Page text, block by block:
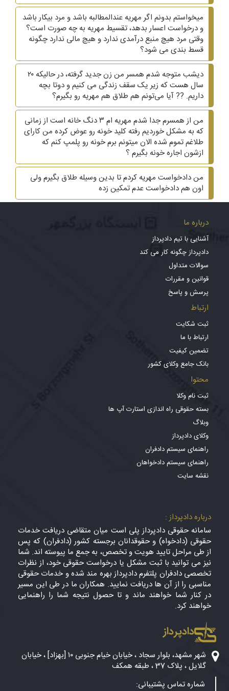
میخواستم بدونم اگر مهریه عندالمطالبه باشد و مرد بیکار باشد
و درخواست اعسار بدهد، تقسیط مهریه به چه صورت است؟
وقتی مرد هیچ منبع درآمدی ندارد و هیچ مالی ندارد چگونه
قسط بندی می شود؟
دیشب متوجه شدم همسر من زن جدید گرفته، در حالیکه ۲۰
سال هست که زیر یک سقف زندگی می کنیم و دوتا بچه
داریم. ?? آیا می‌تونم هم طلاق هم مهریه رو بگیرم؟
من از همسرم جدا شدم مهریه ام ۳ دنگ خانه است از زمانی
که به مشکل خوردیم رفته کلید خونه رو عوض کرده من کارای
طلاغم تموم شده الان میتونم برم خونه رو پلمپ کنم که
ازشون اجاره خونه بگیرم ؟
من دادخواست مهریه کردم تا بدین وسیله طلاق بگیرم ولی
اون هم دادخواست عدم تمکین زده
درباره ما
آشنایی با تیم دادپرداز
دادپرداز چگونه کار می کند
سوالات متداول
قوانین و مقررات
پرسش و پاسخ
ارتباط
ثبت شکایت
ارتباط با ما
تضمین کیفیت
بانک جامع وکلای کشور
محتوا
ثبت نام وکلا
بسته حقوقی راه اندازی استارت آپ ها
وبلاگ
وکلای دادپرداز
راهنمای سیستم دادفران
راهنمای سیستم دادخواهان
نقشه سایت
درباره دادپرداز :
سامانه حقوقی دادپرداز پلی است میان متقاضی دریافت خدمات
حقوقی (دادخواه) و حقوقدانان برجسته کشور (دادفران) که پس
از طی مراحل تایید هویت و تخصص، به جمع ما پیوسته اند. شما
نیز می توانید با ثبت مشکل یا درخواست حقوقی خود، از نظرات
تخصصی دادفران پلتفرم دادپرداز بهره مند شده و خدمات حقوقی
مناسبی را از آن ها دریافت نمایید. همکاران ما در طی این مسیر
در کنار شما خواهند ماند و تا حصول نتیجه شما را راهنمایی
خواهند کرد.
دادپرداز
شهر مشهد، بلوار سجاد ، خیابان خیام جنوبی ۱۰ [بهزاد] ، خیابان
گلایل ، پلاک 37 ، طبقه همکف
شماره تماس پشتیبانی: